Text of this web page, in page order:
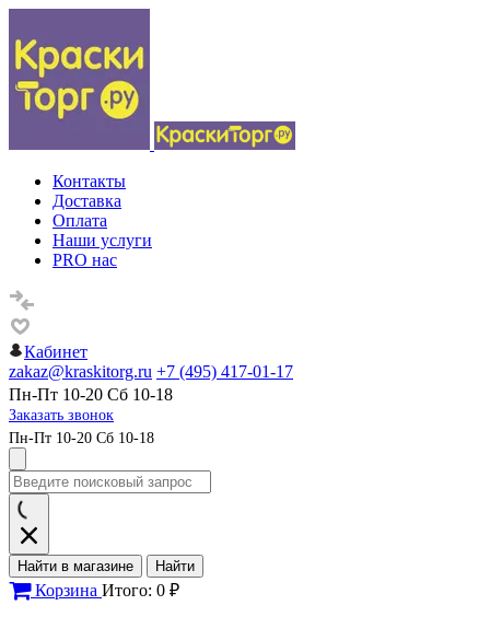
Контакты
Доставка
Оплата
Наши услуги
PRO нас
Кабинет
zakaz@kraskitorg.ru +7 (495) 417-01-17
Пн-Пт 10-20 Сб 10-18
Заказать звонок
Пн-Пт 10-20 Сб 10-18
Найти в магазине Найти
Корзина Итого: 0 ₽